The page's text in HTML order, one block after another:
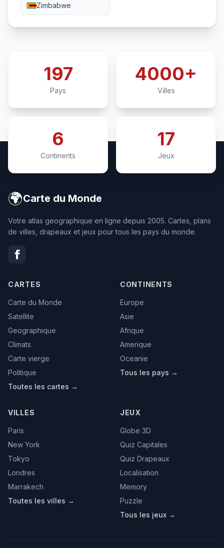
Zimbabwe
197
Pays
4000+
Villes
6
Continents
17
Jeux
🌍Carte du Monde
Votre atlas geographique en ligne depuis 2005. Cartes, plans
de villes, drapeaux et jeux pour tous les pays du monde.
CARTES
Carte du Monde
Satellite
Geographique
Climats
Carte vierge
Politique
Toutes les cartes →
CONTINENTS
Europe
Asie
Afrique
Amerique
Oceanie
Tous les pays →
VILLES
Paris
New York
Tokyo
Londres
Marrakech
Toutes les villes →
JEUX
Globe 3D
Quiz Capitales
Quiz Drapeaux
Localisation
Memory
Puzzle
Tous les jeux →